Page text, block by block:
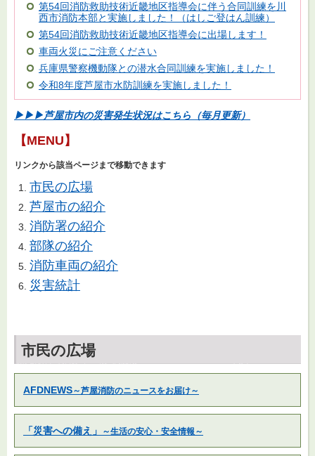
第54回消防救助技術近畿地区指導会に伴う合同訓練を川
西市消防本部と実施しました！（はしご登はん訓練）
第54回消防救助技術近畿地区指導会に出場します！
車両火災にご注意ください
兵庫県警察機動隊との潜水合同訓練を実施しました！
令和8年度芦屋市水防訓練を実施しました！
▶▶▶芦屋市内の災害発生状況はこちら（毎月更新）
【MENU】
リンクから該当ページまで移動できます
市民の広場
芦屋市の紹介
消防署の紹介
部隊の紹介
消防車両の紹介
災害統計
市民の広場
AFDNEWS～芦屋消防のニュースをお届け～
「災害への備え」 ～生活の安心・安全情報～